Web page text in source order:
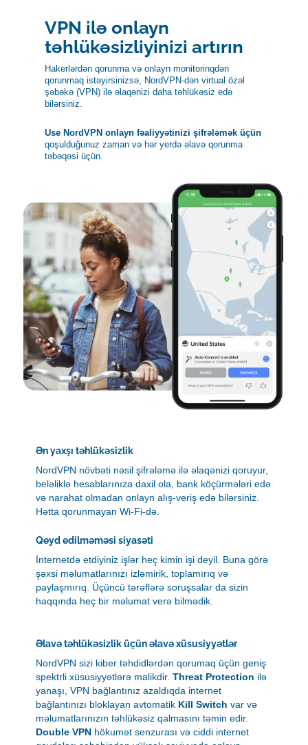
VPN ilə onlayn
təhlükəsizliyinizi artırın
Hakerlərdən qorunma və onlayn monitorinqdən
qorunmaq istəyirsinizsə, NordVPN-dən virtual özəl
şəbəkə (VPN) ilə əlaqənizi daha təhlükəsiz edə
bilərsiniz.
Use NordVPN onlayn fəaliyyətinizi şifrələmək üçün
qoşulduğunuz zaman və hər yerdə əlavə qorunma
təbəqəsi üçün.
Ən yaxşı təhlükəsizlik
NordVPN növbəti nəsil şifrələmə ilə əlaqənizi qoruyur,
beləliklə hesablarınıza daxil ola, bank köçürmələri edə
və narahat olmadan onlayn alış-veriş edə bilərsiniz.
Hətta qorunmayan Wi-Fi-də.
Qeyd edilməməsi siyasəti
İnternetdə etdiyiniz işlər heç kimin işi deyil. Buna görə
şəxsi məlumatlarınızı izləmirik, toplamırıq və
paylaşmırıq. Üçüncü tərəflərə soruşsalar da sizin
haqqında heç bir məlumat verə bilmədik.
Əlavə təhlükəsizlik üçün əlavə xüsusiyyətlər
NordVPN sizi kiber təhdidlərdən qorumaq üçün geniş
spektrli xüsusiyyətlərə malikdir.Threat Protection ilə
yanaşı, VPN bağlantınız azaldıqda internet
bağlantınızı bloklayan avtomatik Kill Switch var və
məlumatlarınızın təhlükəsiz qalmasını təmin edir.
Double VPN hökumət senzurası və ciddi internet